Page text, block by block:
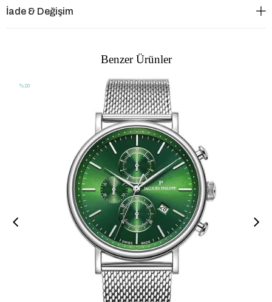
İade & Değişim
Benzer Ürünler
%20